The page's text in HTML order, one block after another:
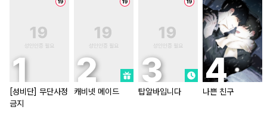
[성비단] 무단사정
금지
캐비넷 메이드 탑알바입니다 나쁜 친구